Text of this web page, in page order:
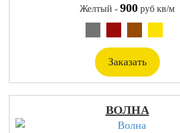
Желтый - 900 руб кв/м
Заказать
ВОЛНА